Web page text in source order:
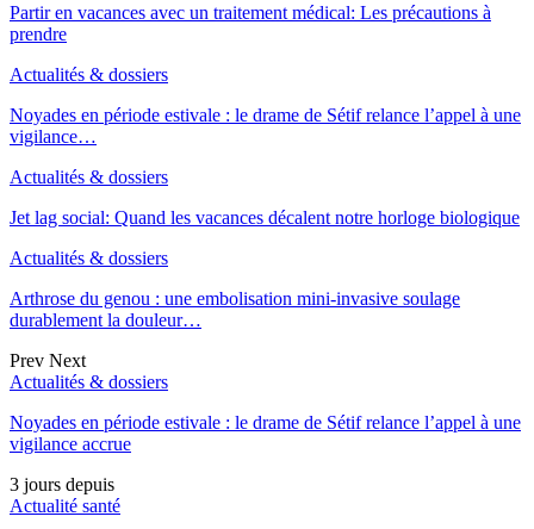
Partir en vacances avec un traitement médical: Les précautions à
prendre
Actualités & dossiers
Noyades en période estivale : le drame de Sétif relance l’appel à une
vigilance…
Actualités & dossiers
Jet lag social: Quand les vacances décalent notre horloge biologique
Actualités & dossiers
Arthrose du genou : une embolisation mini-invasive soulage
durablement la douleur…
Prev Next
Actualités & dossiers
Noyades en période estivale : le drame de Sétif relance l’appel à une
vigilance accrue
3 jours depuis
Actualité santé